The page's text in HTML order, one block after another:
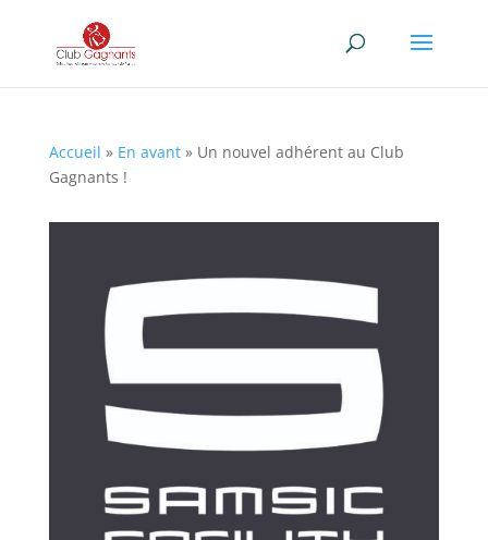
Accueil » En avant» Un nouvel adhérent au Club
Gagnants !